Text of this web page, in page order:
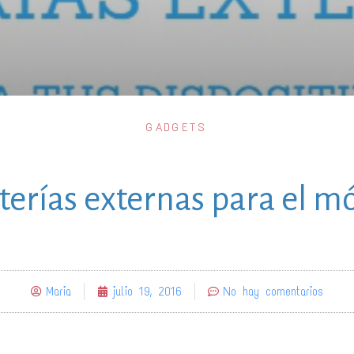
GADGETS
externas para el
Maria julio 19, 2016 No hay comentarios